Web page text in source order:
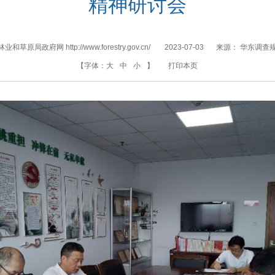
精神研讨会
业和草原局政府网 http://www.forestry.gov.cn/ 2023-07-03 来源： 华东调查
【字体： 大 中 小 】 打印本页